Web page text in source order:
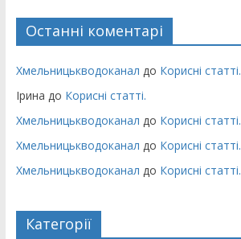
Останні коментарі
Хмельницькводоканал до Корисні статті.
Ірина до Корисні статті.
Хмельницькводоканал до Корисні статті.
Хмельницькводоканал до Корисні статті.
Хмельницькводоканал до Корисні статті.
Категорії